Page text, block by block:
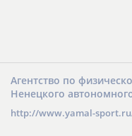
Агентство по
Ненецкого
http://www.yamal-